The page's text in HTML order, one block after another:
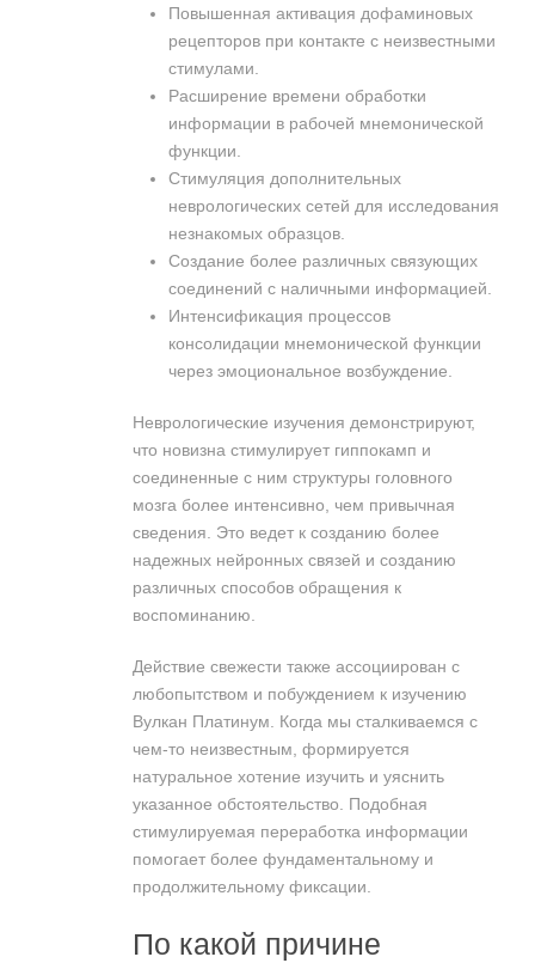
Повышенная активация дофаминовых
рецепторов при контакте с неизвестными
стимулами.
Расширение времени обработки
информации в рабочей мнемонической
функции.
Стимуляция дополнительных
неврологических сетей для исследования
незнакомых образцов.
Создание более различных связующих
соединений с наличными информацией.
Интенсификация процессов
консолидации мнемонической функции
через эмоциональное возбуждение.
Неврологические изучения демонстрируют,
что новизна стимулирует гиппокамп и
соединенные с ним структуры головного
мозга более интенсивно, чем привычная
сведения. Это ведет к созданию более
надежных нейронных связей и созданию
различных способов обращения к
воспоминанию.
Действие свежести также ассоциирован с
любопытством и побуждением к изучению
Вулкан Платинум. Когда мы сталкиваемся с
чем-то неизвестным, формируется
натуральное хотение изучить и уяснить
указанное обстоятельство. Подобная
стимулируемая переработка информации
помогает более фундаментальному и
продолжительному фиксации.
По какой причине